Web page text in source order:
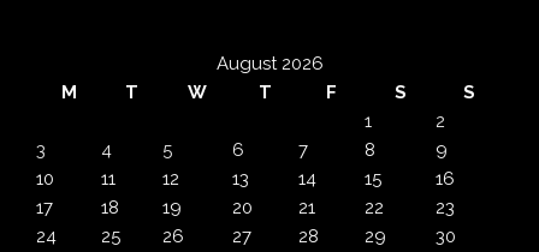
August 2026
M
T W T F S
S
1
2
3
4 5 6 7 8
9
10
11 12 13 14 15
16
17
18 19 20 21 22
23
24
25 26 27 28 29
30